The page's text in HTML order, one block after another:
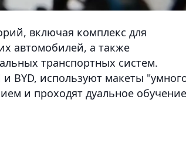
включая комплекс для
автомобилей, а также
транспортных систем.
BYD, используют макеты
и проходят дуальное обучение